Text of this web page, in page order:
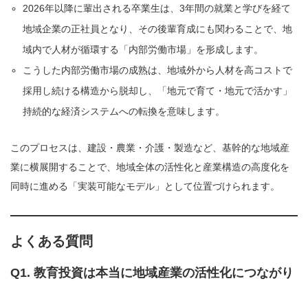
2026年以降に輩出される卒業生は、3年間の就業と学びを経て
地域企業の正社員となり、その後輩育成にも関わることで、地
域内で人材が循環する「内部労働市場」を形成します。
こうした内部労働市場の成熟は、地域外から人材を高コストで
採用し続ける構造から脱却し、「地元で育て・地元で活かす」
持続的な経済システムへの転換を意味します。
このプロセスは、建設・農業・介護・製造など、基幹的な地域産
業に横展開することで、地域全体の活性化と産業構造の高度化を
同時に進める「実装可能なモデル」として位置づけられます。
よくある質問
Q1. 教育投資は本当に地域産業の活性化につながり